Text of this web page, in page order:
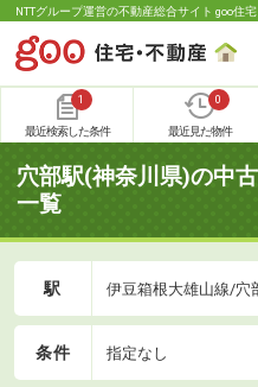
NTTグループ運営の不動産総合サイト goo住
1
最近検索した条件
0
最近見た物件
穴部駅(神奈川県)の中
一覧
駅 伊豆箱根大雄山線/穴
条件 指定なし